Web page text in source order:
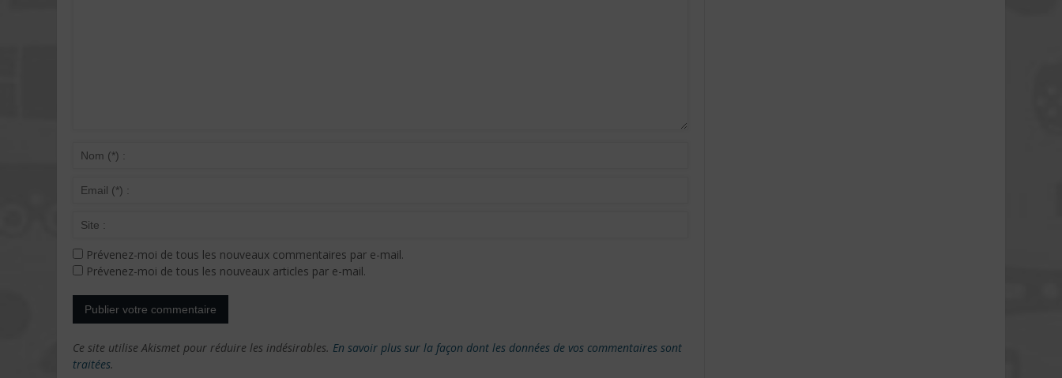
Prévenez-moi de tous les nouveaux commentaires par e-mail.
Prévenez-moi de tous les nouveaux articles par e-mail.
Ce site utilise Akismet pour réduire les indésirables. En savoir plus sur la façon dont les données de vos commentaires sont
traitées.